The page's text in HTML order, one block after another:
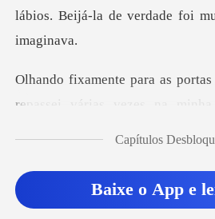
Histórico
lábios
repassei várias vezes n
era u
Capítulos
Baixe o App e